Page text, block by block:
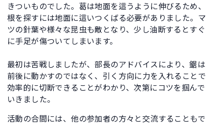
きついものでした。葛は地面を這うように伸びるため、
根を探すには地面に這いつくばる必要がありました。マ
ツの針葉や様々な昆虫も敵となり、少し油断するとすぐ
に手足が傷ついてしまいます。
最初は苦戦しましたが、部長のアドバイスにより、鋸は
前後に動かすのではなく、引く方向に力を入れることで
効率的に切断できることがわかり、次第にコツを掴んで
いきました。
活動の合間には、他の参加者の方々と交流することもで